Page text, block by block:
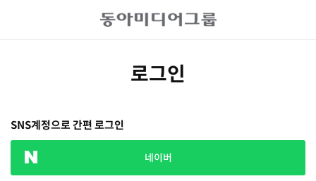
로그인
SNS계정으로 간편 로그인
네이버